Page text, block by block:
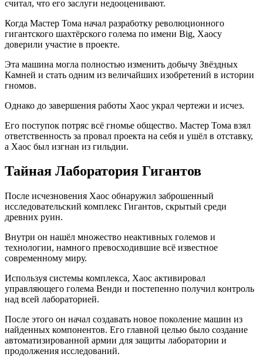
считал, что его заслуги недооценивают.
Когда Мастер Тома начал разработку революционного
гигантского шахтёрского голема по имени Big, Хаосу
доверили участие в проекте.
Эта машина могла полностью изменить добычу Звёздных
Камней и стать одним из величайших изобретений в истории
гномов.
Однако до завершения работы Хаос украл чертежи и исчез.
Его поступок потряс всё гномье общество. Мастер Тома взял
ответственность за провал проекта на себя и ушёл в отставку,
а Хаос был изгнан из гильдии.
Тайная Лаборатория Гигантов
После исчезновения Хаос обнаружил заброшенный
исследовательский комплекс Гигантов, скрытый среди
древних руин.
Внутри он нашёл множество неактивных големов и
технологии, намного превосходившие всё известное
современному миру.
Используя системы комплекса, Хаос активировал
управляющего голема Венди и постепенно получил контроль
над всей лабораторией.
После этого он начал создавать новое поколение машин из
найденных компонентов. Его главной целью было создание
автоматизированной армии для защиты лаборатории и
продолжения исследований.